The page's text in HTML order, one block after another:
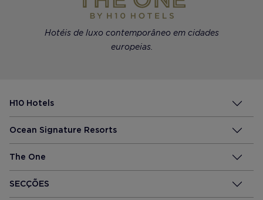
Hotéis de luxo contemporâneo em cidades
europeias.
H10 Hotels
Ocean Signature Resorts
The One
SECÇÕES